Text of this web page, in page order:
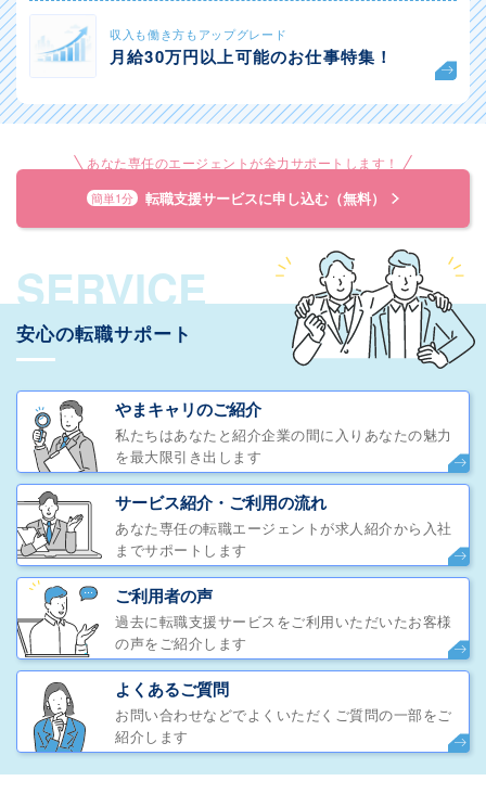
収入も働き方もアップグレード
月給30万円以上可能のお仕事特集！
あなた専任のエージェントが全力サポートします！
簡単1分 転職支援サービスに申し込む（無料）
SERVICE
安心の転職サポート
やまキャリのご紹介
私たちはあなたと紹介企業の間に入りあなたの魅力
を最大限引き出します
サービス紹介・ご利用の流れ
あなた専任の転職エージェントが求人紹介から入社
までサポートします
ご利用者の声
過去に転職支援サービスをご利用いただいたお客様
の声をご紹介します
よくあるご質問
お問い合わせなどでよくいただくご質問の一部をご
紹介します